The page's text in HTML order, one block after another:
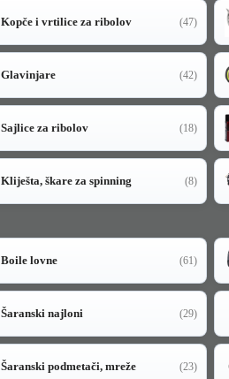
Kopče i vrtilice za ribolov (47)
Glavinjare (42)
Sajlice za ribolov (18)
Kliješta, škare za spinning (8)
Boile lovne (61)
Šaranski najloni (29)
Šaranski podmetači, mreže (23)